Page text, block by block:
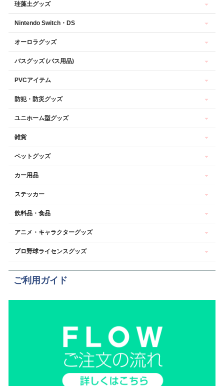
珪藻土グッズ
Nintendo Switch・DS
オーロラグッズ
バスグッズ (バス用品)
PVCアイテム
防犯・防災グッズ
ユニホーム型グッズ
雑貨
ペットグッズ
カー用品
ステッカー
飲料品・食品
アニメ・キャラクターグッズ
プロ野球ライセンスグッズ
ご利用ガイド